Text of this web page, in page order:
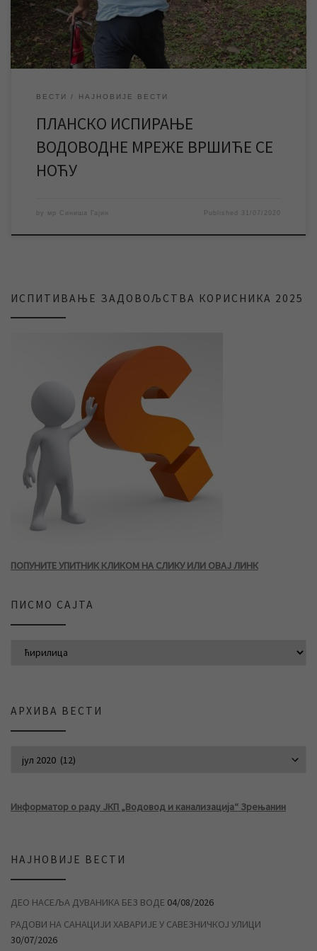
довољне количине воде у […]
ВЕСТИ НАЈНОВИЈЕ ВЕСТИ
ПЛАНСКО ИСПИРАЊЕ
ВОДОВОДНЕ МРЕЖЕ ВРШИЋЕ СЕ
НОЋУ
by мр Синиша Гајин Published 31/07/2020
ИСПИТИВАЊЕ ЗАДОВОЉСТВА КОРИСНИКА 2025
ПОПУНИТЕ УПИТНИК КЛИКОМ НА СЛИКУ ИЛИ ОВАЈ ЛИНК
ПИСМО САЈТА
АРХИВА ВЕСТИ
Информатор о раду ЈКП „Водовод и канализација“ Зрењанин
НАЈНОВИЈЕ ВЕСТИ
ДЕО НАСЕЉА ДУВАНИКА БЕЗ ВОДЕ 04/08/2026
РАДОВИ НА САНАЦИЈИ ХАВАРИЈЕ У САВЕЗНИЧКОЈ УЛИЦИ
30/07/2026